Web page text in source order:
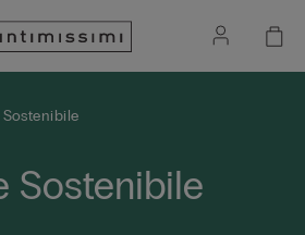
Sostenibile